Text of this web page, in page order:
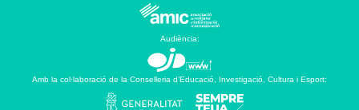
Audiència:
Amb la col·laboració de la Conselleria d’Educació, Investigació, Cultura i Esport: